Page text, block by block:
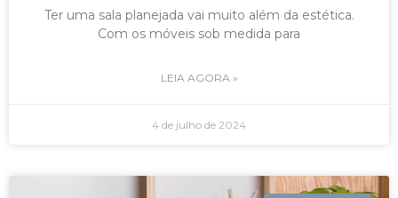
Ter uma sala planejada vai muito além da estética.
Com os móveis sob medida para
LEIA AGORA »
4 de julho de 2024